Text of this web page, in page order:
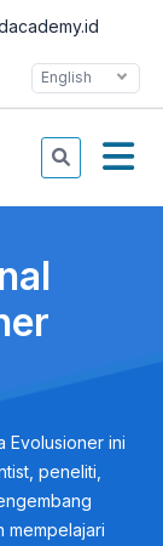
English
Evolusioner ini
peneliti,
mempelajari